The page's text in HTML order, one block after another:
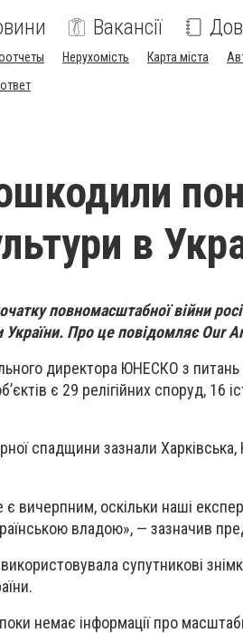
Вакансії
Нерухомість Карта міста
в
повномасштабної війни
України. Про це повідомляє Оur
директора ЮНЕСКО з
є 29 релігійних споруд, 16
спадщини зазнали Харківська,
є вичерпним, оскільки наші
владою», — зазначив
супутникові
немає інформації про